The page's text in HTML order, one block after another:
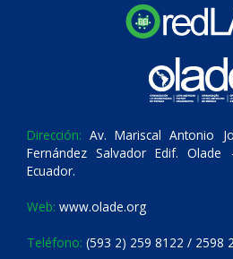
Dirección: Av. Mariscal Antonio
Fernández Salvador Edif.
Ecuador.
Web: www.olade.org
Teléfono: (593 2) 259 8122 / 2598